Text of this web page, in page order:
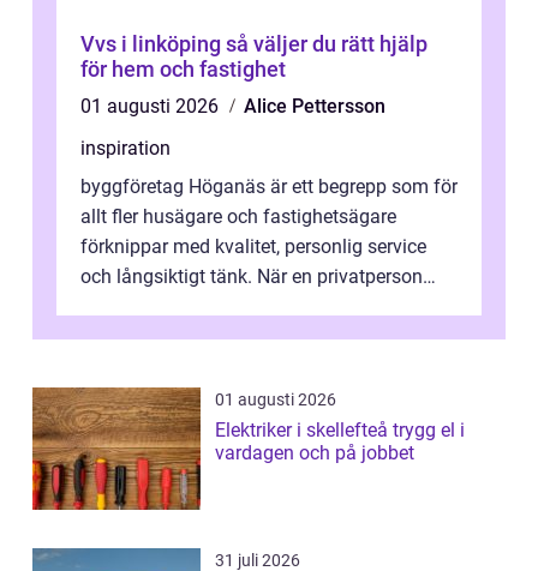
Vvs i linköping så väljer du rätt hjälp
för hem och fastighet
01 augusti 2026
Alice Pettersson
inspiration
byggföretag Höganäs är ett begrepp som för
allt fler husägare och fastighetsägare
förknippar med kvalitet, personlig service
och långsiktigt tänk. När en privatperson
01 augusti 2026
Elektriker i skellefteå trygg el i
vardagen och på jobbet
31 juli 2026